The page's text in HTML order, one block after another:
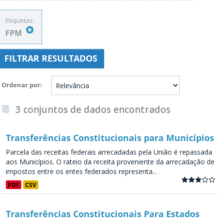
Etiquetas:
FPM
FILTRAR RESULTADOS
Ordenar por
3 conjuntos de dados encontrados
Transferências Constitucionais para Municípios
Parcela das receitas federais arrecadadas pela União é repassada
aos Municípios. O rateio da receita proveniente da arrecadação de
impostos entre os entes federados representa...
PDF CSV
Transferências Constitucionais Para Estados